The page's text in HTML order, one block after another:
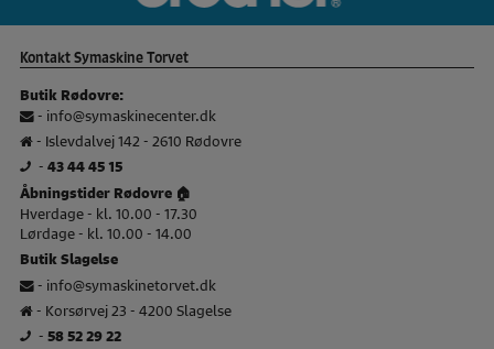
Kontakt Symaskine Torvet
Butik Rødovre:
- info@symaskinecenter.dk
- Islevdalvej 142 - 2610 Rødovre
- 43 44 45 15
Åbningstider Rødovre 🏠
Hverdage - kl. 10.00 - 17.30
Lørdage - kl. 10.00 - 14.00
Butik Slagelse
- info@symaskinetorvet.dk
- Korsørvej 23 - 4200 Slagelse
- 58 52 29 22